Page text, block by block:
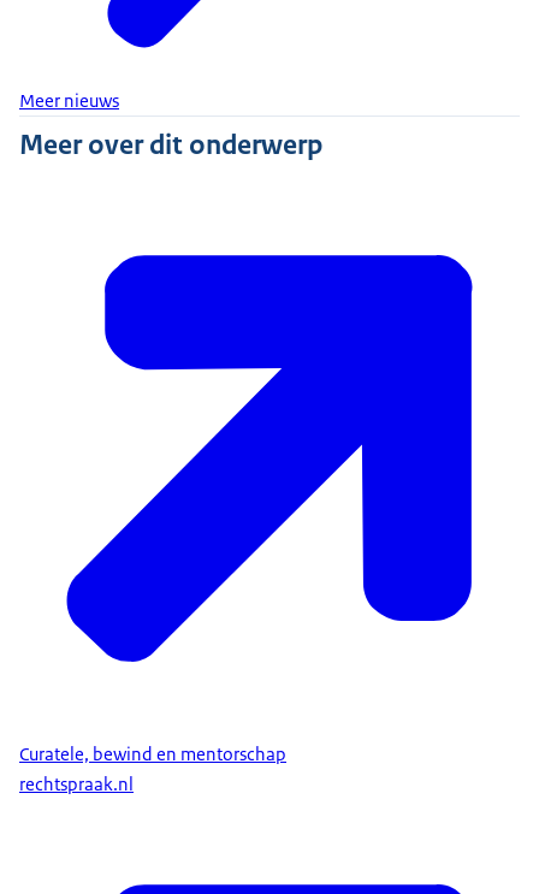
Meer nieuws
Meer over dit onderwerp
Curatele, bewind en mentorschap
rechtspraak.nl